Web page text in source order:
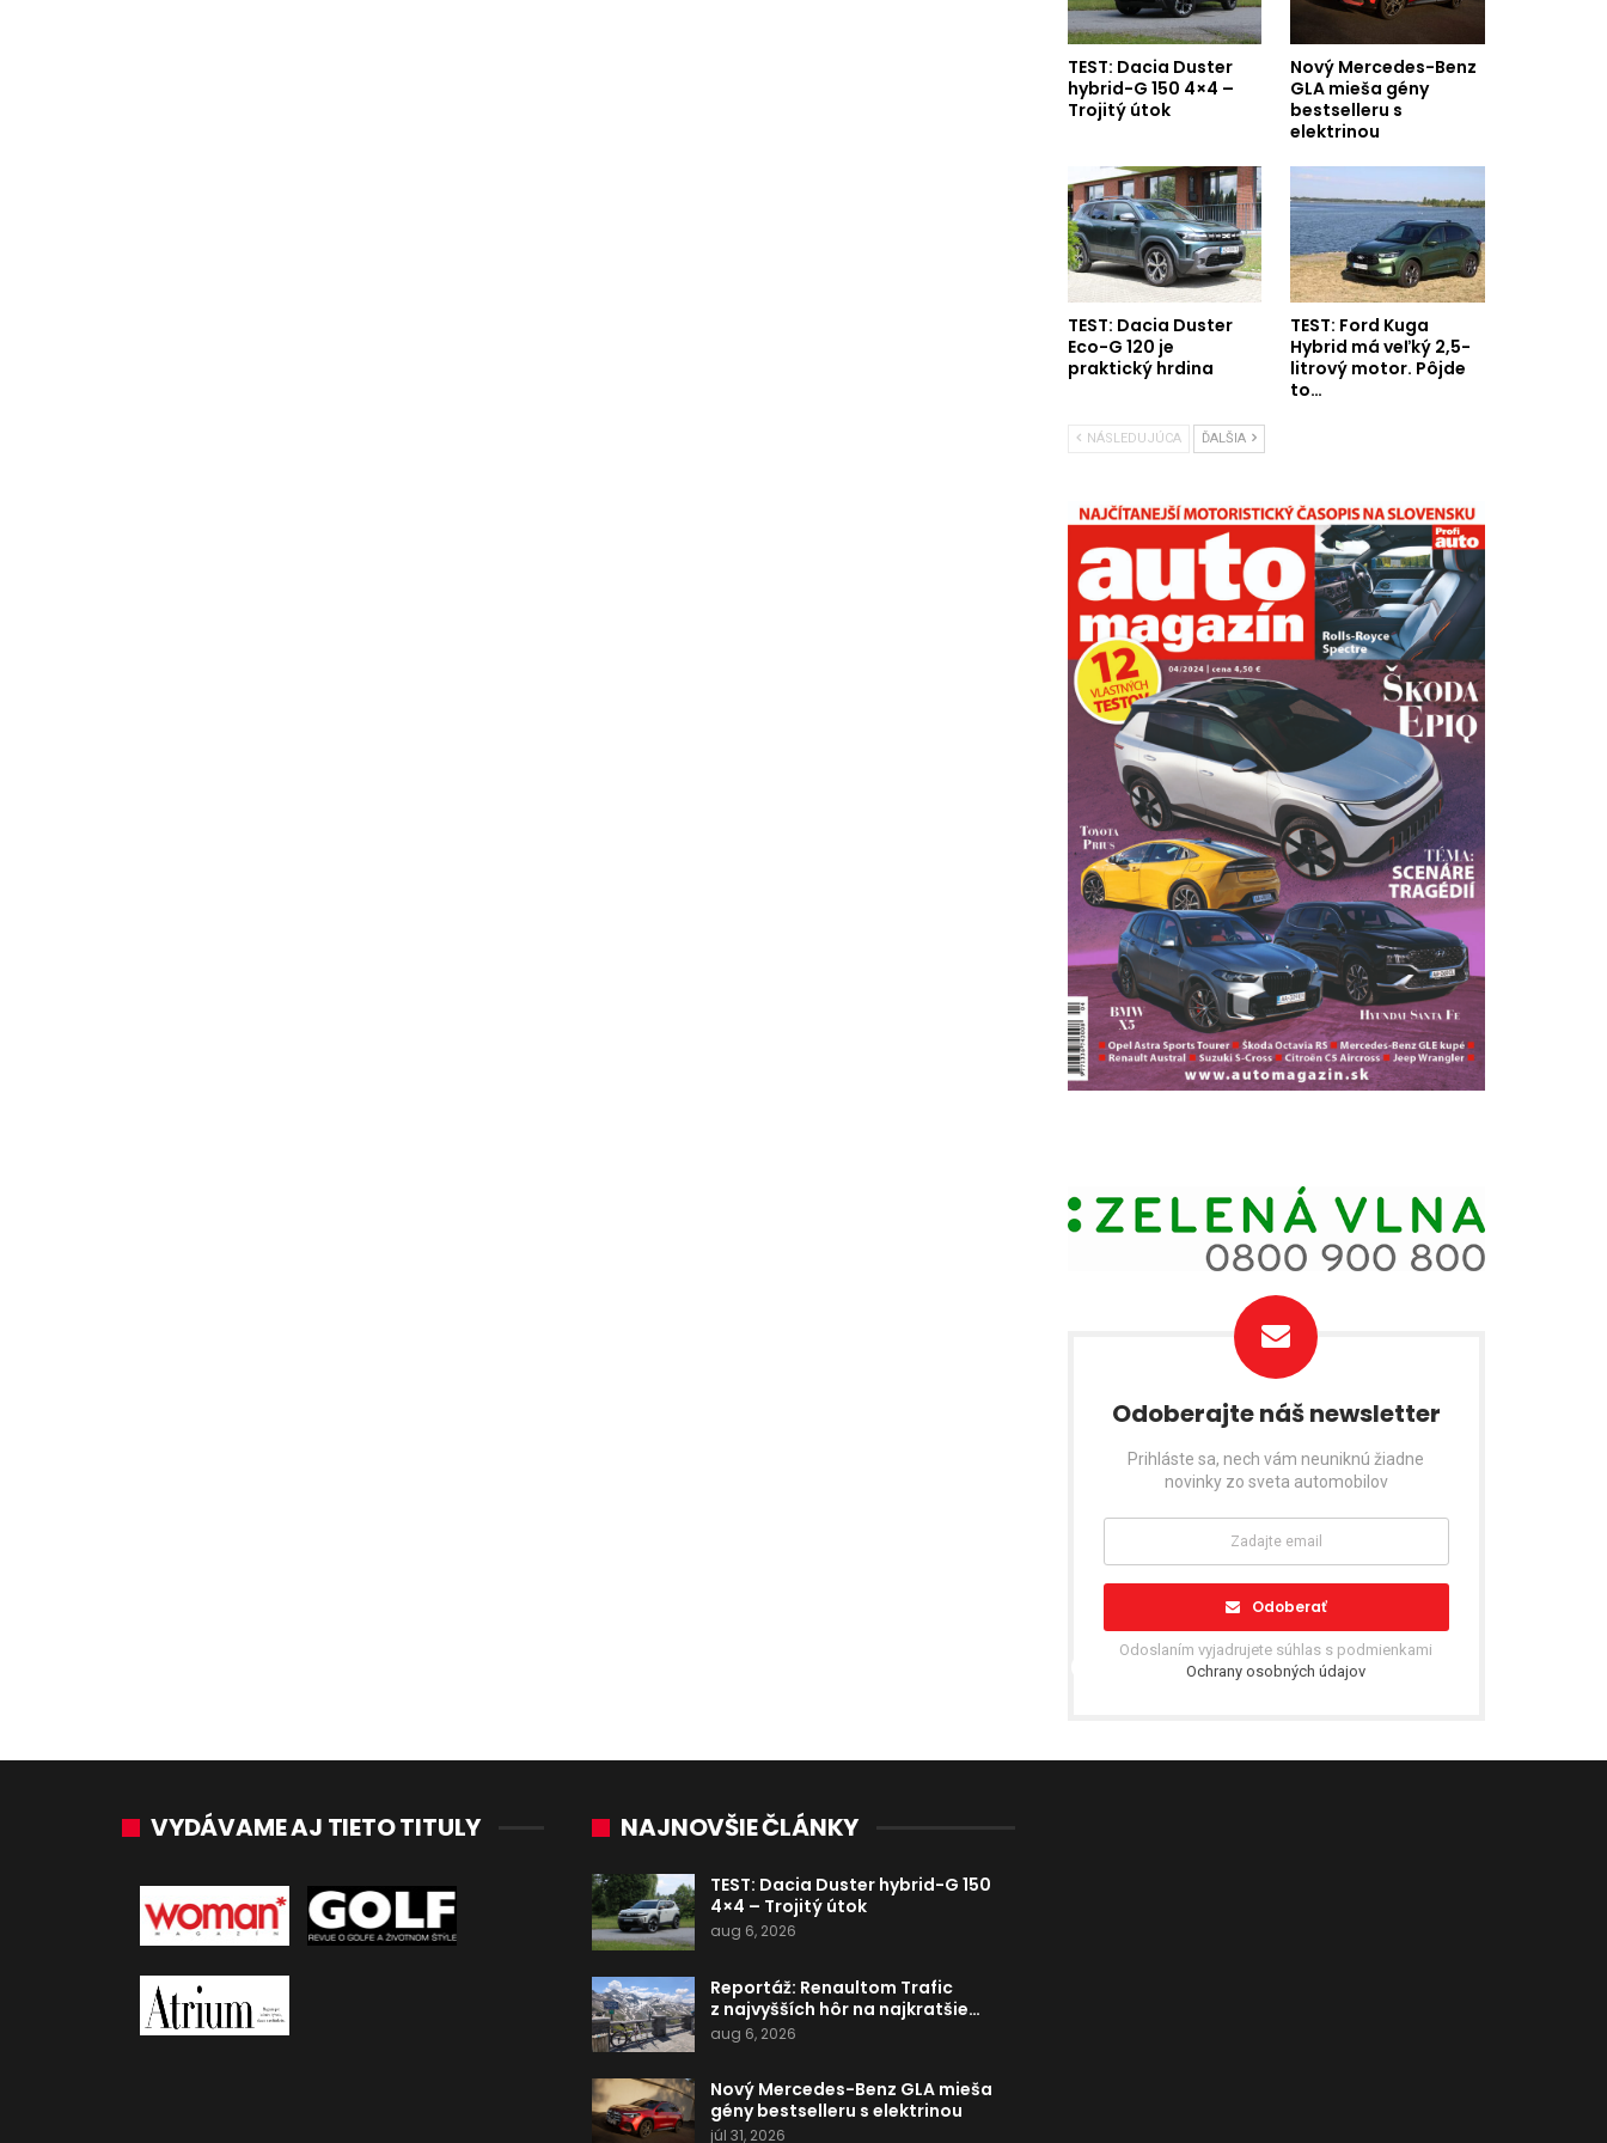
TEST: Dacia Duster
hybrid-G 150 4×4 –
Trojitý útok
Nový Mercedes-Benz
GLA mieša gény
bestselleru s
elektrinou
TEST: Dacia Duster
Eco-G 120 je
praktický hrdina
TEST: Ford Kuga
Hybrid má veľký 2,5-
litrový motor. Pôjde
to…
NÁSLEDUJÚCA ĎALŠIA
Odoberajte náš newsletter
Prihláste sa, nech vám neuniknú žiadne
novinky zo sveta automobilov
Odoberať
Odoslaním vyjadrujete súhlas s podmienkami
Ochrany osobných údajov
VYDÁVAME AJ TIETO TITULY NAJNOVŠIE ČLÁNKY
TEST: Dacia Duster hybrid-G 150
4×4 – Trojitý útok
aug 6, 2026
Reportáž: Renaultom Trafic
z najvyšších hôr na najkratšie…
aug 6, 2026
Nový Mercedes-Benz GLA mieša
gény bestselleru s elektrinou
júl 31, 2026